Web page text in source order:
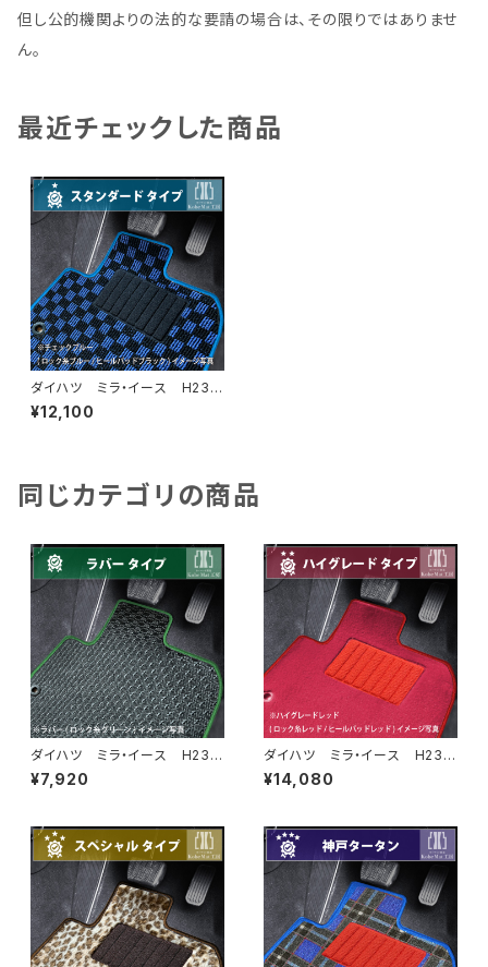
但し公的機関よりの法的な要請の場合は、その限りではありませ
ん。
最近チェックした商品
ダイハツ ミラ・イース H23/
9〜 LA300系 フロアマット
一式 カーマット スタンダード
¥12,100
同じカテゴリの商品
ダイハツ ミラ・イース H23/
9〜 LA300系 フロアマット
一式 カーマット 防水 ラバ
¥7,920
ダイハツ ミラ・イース H23/
9〜 LA300系 フロアマット
一式 カーマット ハイグレー
¥14,080